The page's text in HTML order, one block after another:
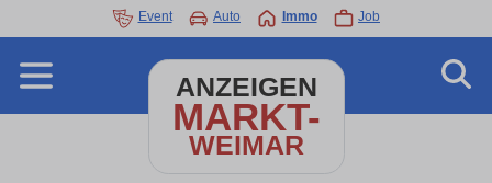
Event Auto Immo Job
ANZEIGEN
MARKT-
WEIMAR